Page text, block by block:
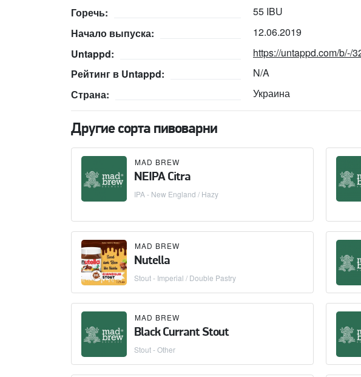
Горечь:
55 IBU
Начало выпуска:
12.06.2019
Untappd:
https://untappd.com/b/-/
Рейтинг в Untappd:
N/A
Страна:
Украина
Другие сорта пивоварни
MAD BREW
NEIPA Citra
IPA - New England / Hazy
MAD BREW
Nutella
Stout - Imperial / Double Pastry
MAD BREW
Black Currant Stout
Stout - Other